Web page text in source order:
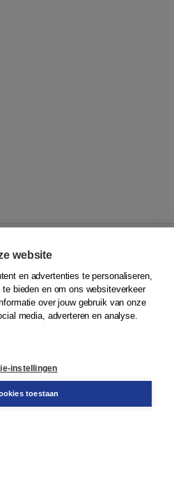
website
en advertenties te personaliseren,
bieden en om ons websiteverkeer
over jouw gebruik van onze
media, adverteren en analyse.
instellingen
toestaan